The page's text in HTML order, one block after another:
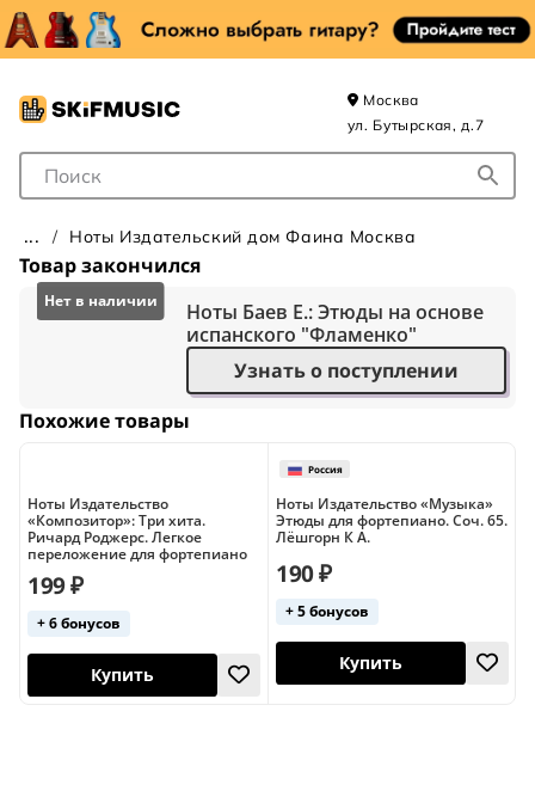
Поле для Поиска
Москва
ул. Бутырская, д.7
Ноты Издательский дом Фаина Москва
Товар закончился
Ноты Баев Е.: Этюды на основе
испанского "Фламенко"
Узнать о поступлении
Похожие товары
Ноты Издательство
«Композитор»: Три хита.
Ричард Роджерс. Легкое
переложение для фортепиано
199 ₽
+ 6 бонусов
Ноты Издательство «Музыка»
Этюды для фортепиано. Соч. 65.
Лёшгорн К А.
Россия
190 ₽
+ 5 бонусов